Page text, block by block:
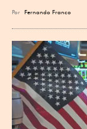
Por Fernando Franco